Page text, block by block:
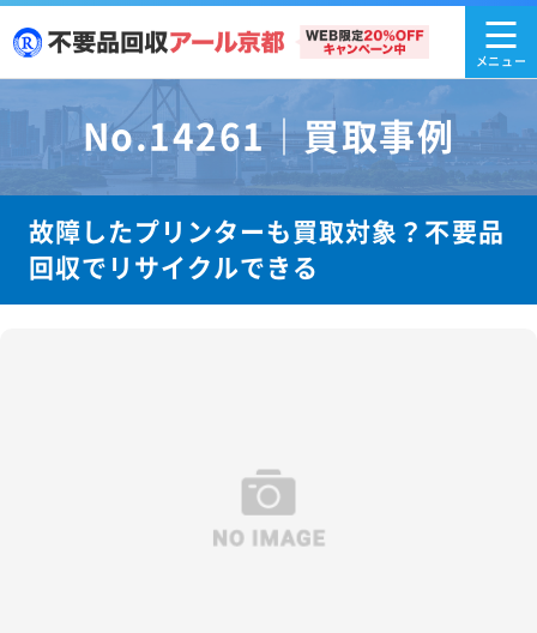
No.14261｜買取事例
故障したプリンターも買取対象？不要品
回収でリサイクルできる